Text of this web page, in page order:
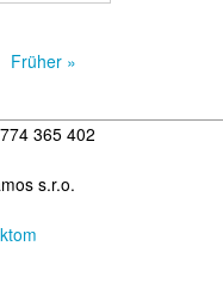
Früher »
365 402
s.r.o.